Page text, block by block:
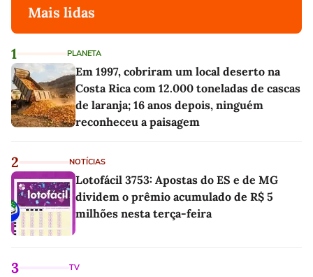
Mais lidas
1 PLANETA
Em 1997, cobriram um local deserto na
Costa Rica com 12.000 toneladas de cascas
de laranja; 16 anos depois, ninguém
reconheceu a paisagem
2 NOTÍCIAS
Lotofácil 3753: Apostas do ES e de MG
dividem o prêmio acumulado de R$ 5
milhões nesta terça-feira
3 TV